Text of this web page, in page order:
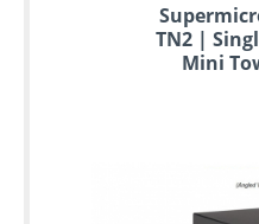
TN2 |
Mini